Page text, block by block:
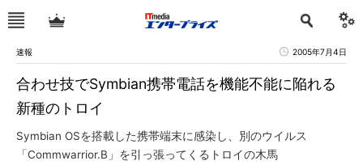
速報 2005年7月4日
合わせ技でSymbian携帯電話を機能不能に陥れる
新種のトロイ
Symbian OSを搭載した携帯端末に感染し、別のウイルス
「Commwarrior.B」を引っ張ってくるトロイの木馬